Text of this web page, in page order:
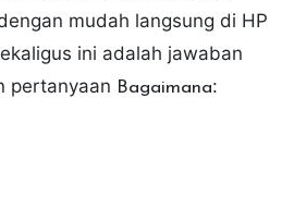
mudah langsung di HP
ini adalah jawaban
pertanyaan Bagaimana: